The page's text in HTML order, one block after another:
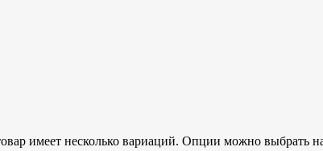
имеет несколько вариаций. Опции можно выбрать